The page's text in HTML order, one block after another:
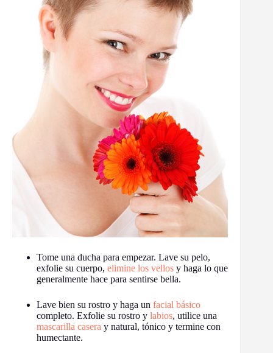
Tome una ducha para empezar. Lave su pelo,
exfolie su cuerpo, elimine los vellos y haga lo que
generalmente hace para sentirse bella.
Lave bien su rostro y haga un facial básico
completo. Exfolie su rostro y labios, utilice una
mascarilla casera y natural, tónico y termine con
humectante.